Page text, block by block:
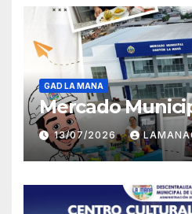
GAD LA MANA
Mercado
13/07/2026